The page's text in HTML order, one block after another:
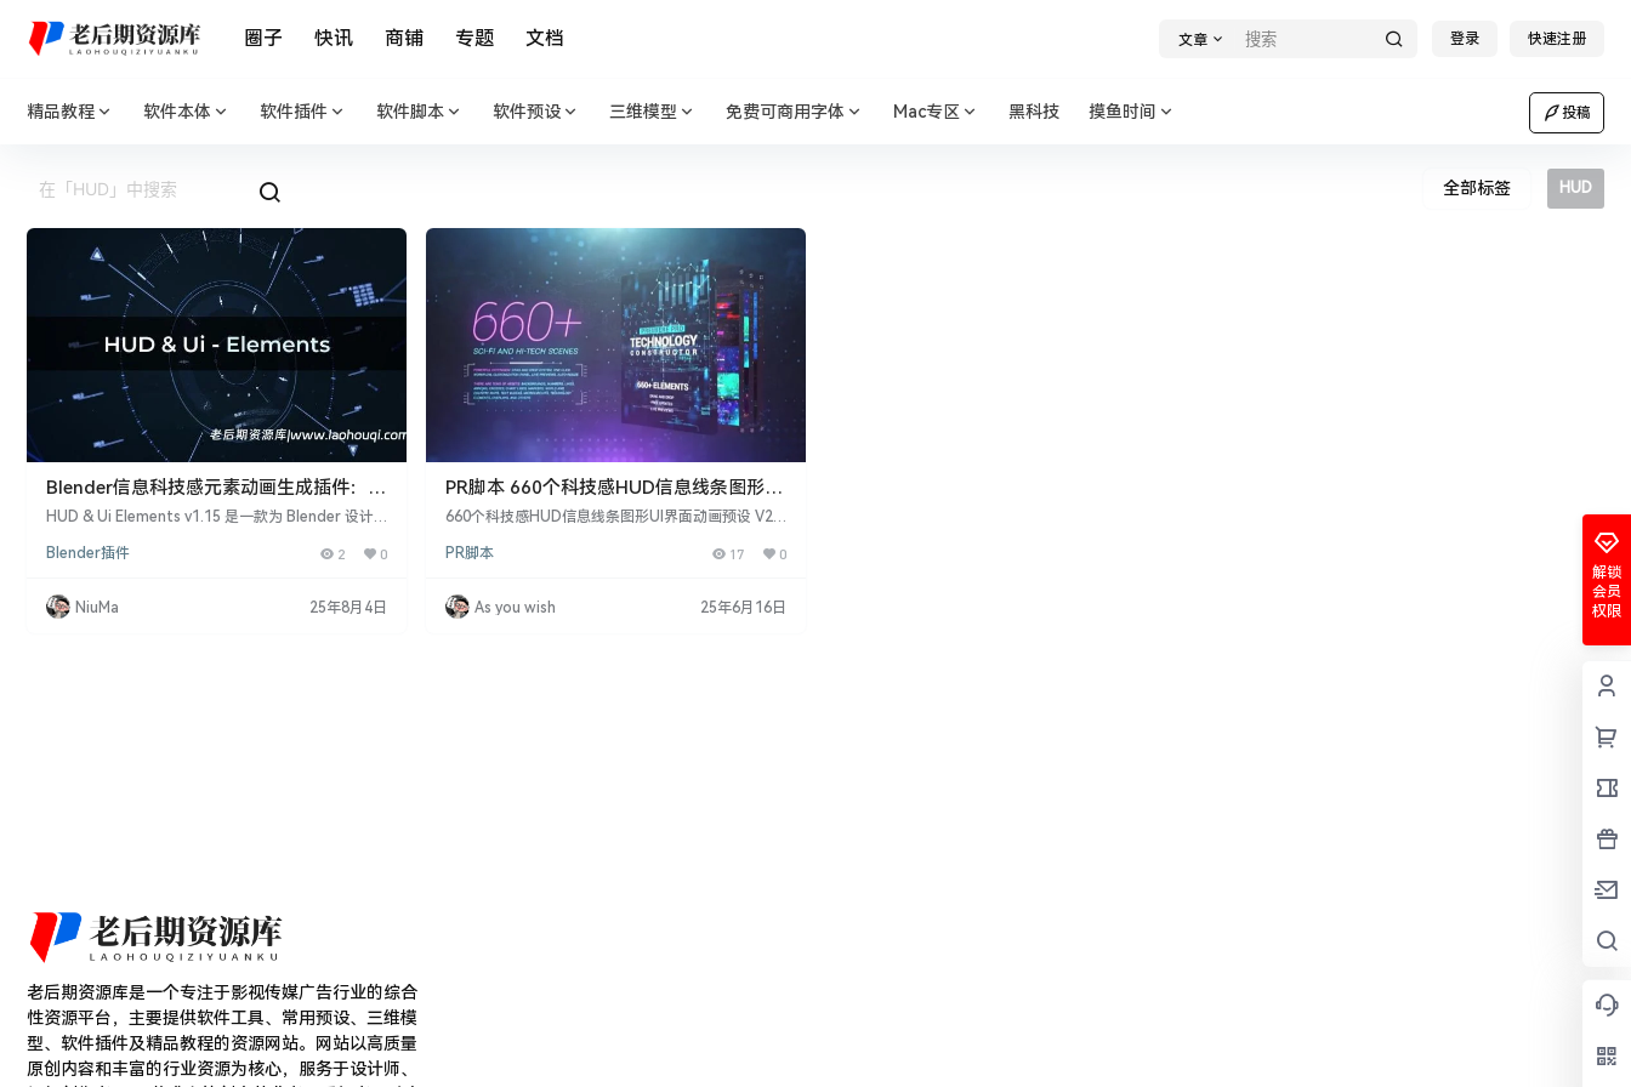
圈子 快讯 商铺 专题 文档 文章 登录 快速注册
精品教程 软件本体 软件插件 软件脚本 软件预设 三维模型 免费可商用字体 Mac专区 黑科技 摸鱼时间 投稿
全部标签 HUD
Blender信息科技感元素动画生成插件：
HUD & Ui Elements v1.15
HUD & Ui Elements v1.15 是一款为 Blender 设计
UD（平视显示器）和用户界面。无论您是独立的科
这款插件都能赋予您强大的能力，以高效的方式制作
科技感元素动画。 Blender插件特点 未来感设计：提
Blender插件 2 0
NiuMa 25年8月4日
PR脚本 660个科技感HUD信息线条图形UI
界面元素动画预设 V2.5
660个科技感HUD信息线条图形UI界面动画预设 V2.5
预设（V2.5）是一款专为Premiere Pro设计的强大
供了超过660个元素，让您轻松打造引人注目的视觉
效果。 PR脚本主要特性： 直接在PR软件中创建： 无
PR脚本 17 0
As you wish 25年6月16日
解锁
会员
权限
老后期资源库是一个专注于影视传媒广告行业的综合
性资源平台，主要提供软件工具、常用预设、三维模
型、软件插件及精品教程的资源网站。网站以高质量
原创内容和丰富的行业资源为核心，服务于设计师、